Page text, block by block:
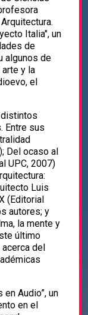
Italia", un
de
algunos de
y la
el
distintos
Entre sus
Del ocaso al
UPC, 2007)
Luis
(Editorial
autores; y
la mente y
último
del
Audio”, un
en el